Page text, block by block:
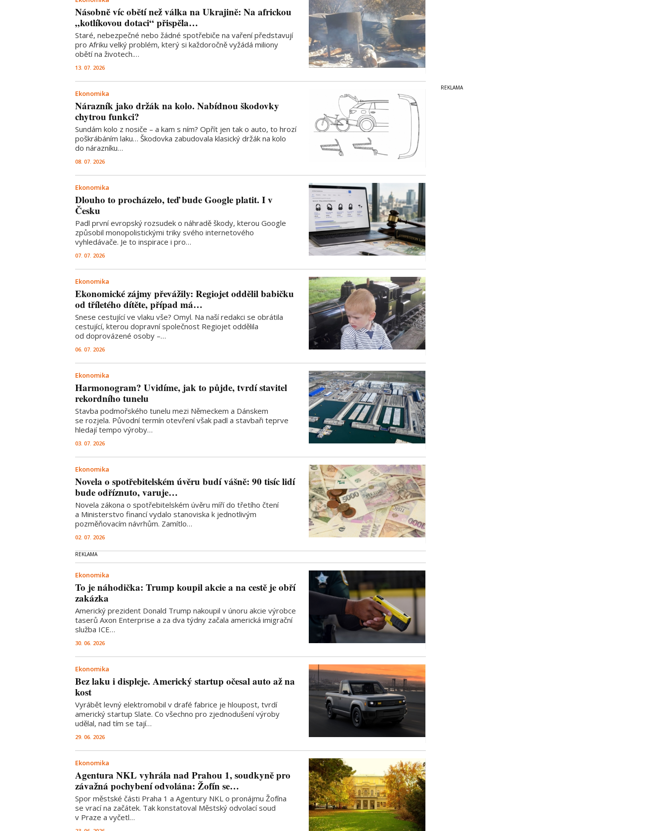
Násobně víc obětí než válka na Ukrajině: Na africkou
„kotlíkovou dotaci“ přispěla…
Staré, nebezpečné nebo žádné spotřebiče na vaření představují
pro Afriku velký problém, který si každoročně vyžádá miliony
obětí na životech.…
13. 07. 2026
Ekonomika
Nárazník jako držák na kolo. Nabídnou škodovky
chytrou funkci?
Sundám kolo z nosiče – a kam s ním? Opřít jen tak o auto, to hrozí
poškrábáním laku… Škodovka zabudovala klasický držák na kolo
do nárazníku…
08. 07. 2026
Ekonomika
Dlouho to procházelo, teď bude Google platit. I v
Česku
Padl první evropský rozsudek o náhradě škody, kterou Google
způsobil monopolistickými triky svého internetového
vyhledávače. Je to inspirace i pro…
07. 07. 2026
Ekonomika
Ekonomické zájmy převážily: Regiojet oddělil babičku
od tříletého dítěte, případ má…
Snese cestující ve vlaku vše? Omyl. Na naší redakci se obrátila
cestující, kterou dopravní společnost Regiojet oddělila
od doprovázené osoby –…
06. 07. 2026
Ekonomika
Harmonogram? Uvidíme, jak to půjde, tvrdí stavitel
rekordního tunelu
Stavba podmořského tunelu mezi Německem a Dánskem
se rozjela. Původní termín otevření však padl a stavbaři teprve
hledají tempo výroby…
03. 07. 2026
Ekonomika
Novela o spotřebitelském úvěru budí vášně: 90 tisíc lidí
bude odříznuto, varuje…
Novela zákona o spotřebitelském úvěru míří do třetího čtení
a Ministerstvo financí vydalo stanoviska k jednotlivým
pozměňovacím návrhům. Zamítlo…
02. 07. 2026
Ekonomika
To je náhodička: Trump koupil akcie a na cestě je obří
zakázka
Americký prezident Donald Trump nakoupil v únoru akcie výrobce
taserů Axon Enterprise a za dva týdny začala americká imigrační
služba ICE…
30. 06. 2026
Ekonomika
Bez laku i displeje. Americký startup očesal auto až na
kost
Vyrábět levný elektromobil v drafé fabrice je hloupost, tvrdí
americký startup Slate. Co všechno pro zjednodušení výroby
udělal, nad tím se tají…
29. 06. 2026
Ekonomika
Agentura NKL vyhrála nad Prahou 1, soudkyně pro
závažná pochybení odvolána: Žofín se…
Spor městské části Praha 1 a Agentury NKL o pronájmu Žofína
se vrací na začátek. Tak konstatoval Městský odvolací soud
v Praze a vyčetl…